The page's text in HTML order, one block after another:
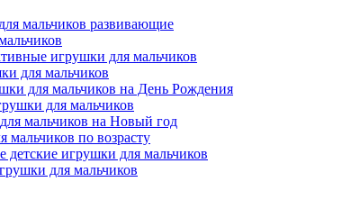
мальчиков развивающие
игрушки для мальчиков
для мальчиков
для мальчиков на День Рождения
для мальчиков
мальчиков на Новый год
мальчиков по возрасту
детские игрушки для мальчиков
для мальчиков